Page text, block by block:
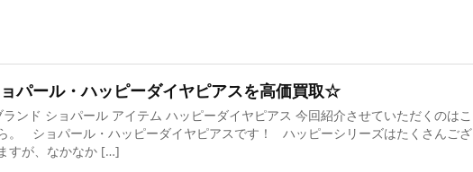
パール・ハッピーダイヤピアスを高価買取☆
ランド ショパール アイテム ハッピーダイヤピアス 今回紹介させていただくのはこ
。 ショパール・ハッピーダイヤピアスです！ ハッピーシリーズはたくさんござ
すが、なかなか […]